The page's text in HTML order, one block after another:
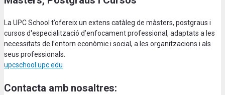
La UPC School t’ofereix un extens catàleg de màsters, postgraus i
cursos d'especialització d’enfocament professional, adaptats a les
necessitats de l’entorn econòmic i social, a les organitzacions i als
seus professionals.
upcschool.upc.edu
Contacta amb nosaltres: